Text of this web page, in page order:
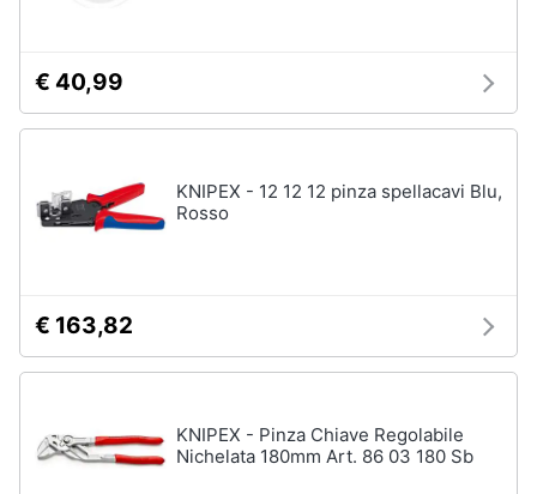
€ 40,99
KNIPEX - 12 12 12 pinza spellacavi Blu,
Rosso
€ 163,82
KNIPEX - Pinza Chiave Regolabile
Nichelata 180mm Art. 86 03 180 Sb